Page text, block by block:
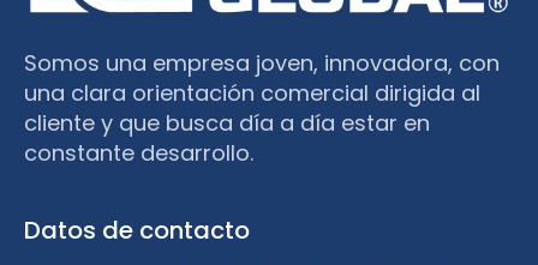
Somos una empresa joven, innovadora, con
una clara orientación comercial dirigida al
cliente y que busca día a día estar en
constante desarrollo.
Datos de contacto